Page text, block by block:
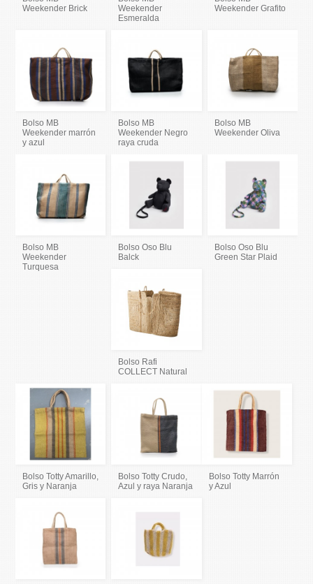
Weekender Brick
Weekender
Esmeralda
Weekender Grafito
Bolso MB
Weekender marrón
y azul
Bolso MB
Weekender Negro
raya cruda
Bolso MB
Weekender Oliva
Bolso MB
Weekender
Turquesa
Bolso Oso Blu
Balck
Bolso Oso Blu
Green Star Plaid
Bolso Rafi
COLLECT Natural
Bolso Totty Amarillo,
Gris y Naranja
Bolso Totty Crudo,
Azul y raya Naranja
Bolso Totty Marrón
y Azul